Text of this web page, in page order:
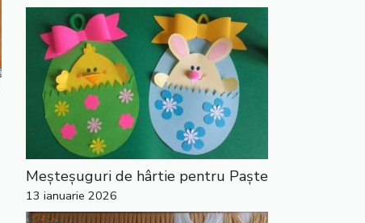
Meșteșuguri de hârtie pentru Paște
13 ianuarie 2026